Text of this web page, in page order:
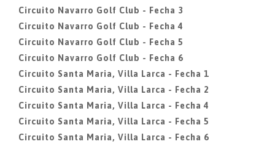
Circuito Navarro Golf Club - Fecha 3
Circuito Navarro Golf Club - Fecha 4
Circuito Navarro Golf Club - Fecha 5
Circuito Navarro Golf Club - Fecha 6
Circuito Santa Maria, Villa Larca - Fecha 1
Circuito Santa Maria, Villa Larca - Fecha 2
Circuito Santa Maria, Villa Larca - Fecha 4
Circuito Santa Maria, Villa Larca - Fecha 5
Circuito Santa Maria, Villa Larca - Fecha 6